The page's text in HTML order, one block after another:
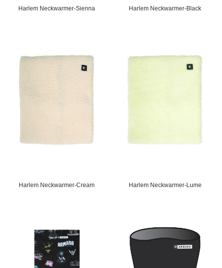
Harlem Neckwarmer-Sienna Harlem Neckwarmer-Black
Harlem Neckwarmer-Cream Harlem Neckwarmer-Lume